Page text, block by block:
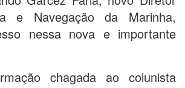
e Navegação da Marinha,
nessa nova e importante
chagada ao colunista